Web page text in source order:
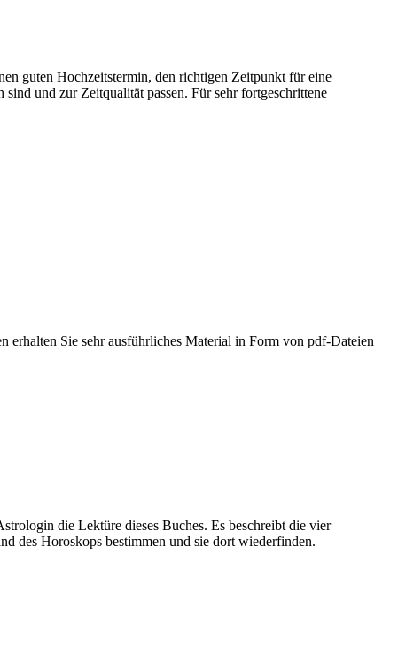
guten Hochzeitstermin, den richtigen Zeitpunkt für eine
und zur Zeitqualität passen. Für sehr fortgeschrittene
erhalten Sie sehr ausführliches Material in Form von pdf-Dateien
die Lektüre dieses Buches. Es beschreibt die vier
des Horoskops bestimmen und sie dort wiederfinden.